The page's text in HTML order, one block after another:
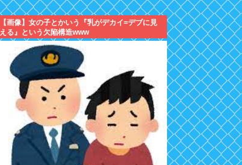
【画像】女の子とかいう『乳がデカイ=デブに見
える』という欠陥構造www